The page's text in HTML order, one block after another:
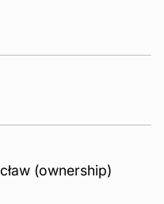
(ownership)